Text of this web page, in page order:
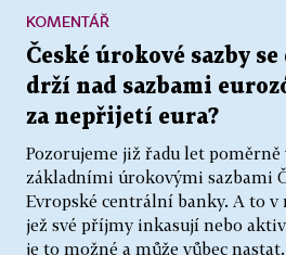
České úrokové sazby
drží nad sazbami
za nepřijetí eura?
Pozorujeme již řadu let
základními úrokovými sazbami
Evropské centrální banky. A to v
jež své příjmy inkasují nebo
je to možné a může vůbec
KOMENTÁŘ